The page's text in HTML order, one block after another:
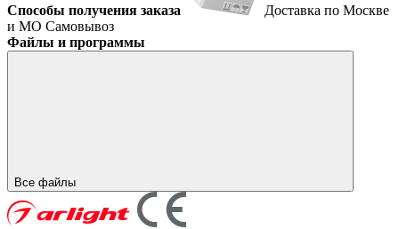
Способы получения заказа
Доставка по Москве
и МО Самовывоз
Файлы и программы
Все файлы